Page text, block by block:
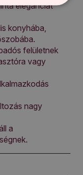
eleganciát
konyhába,
felületnek
vagy
nagy
a